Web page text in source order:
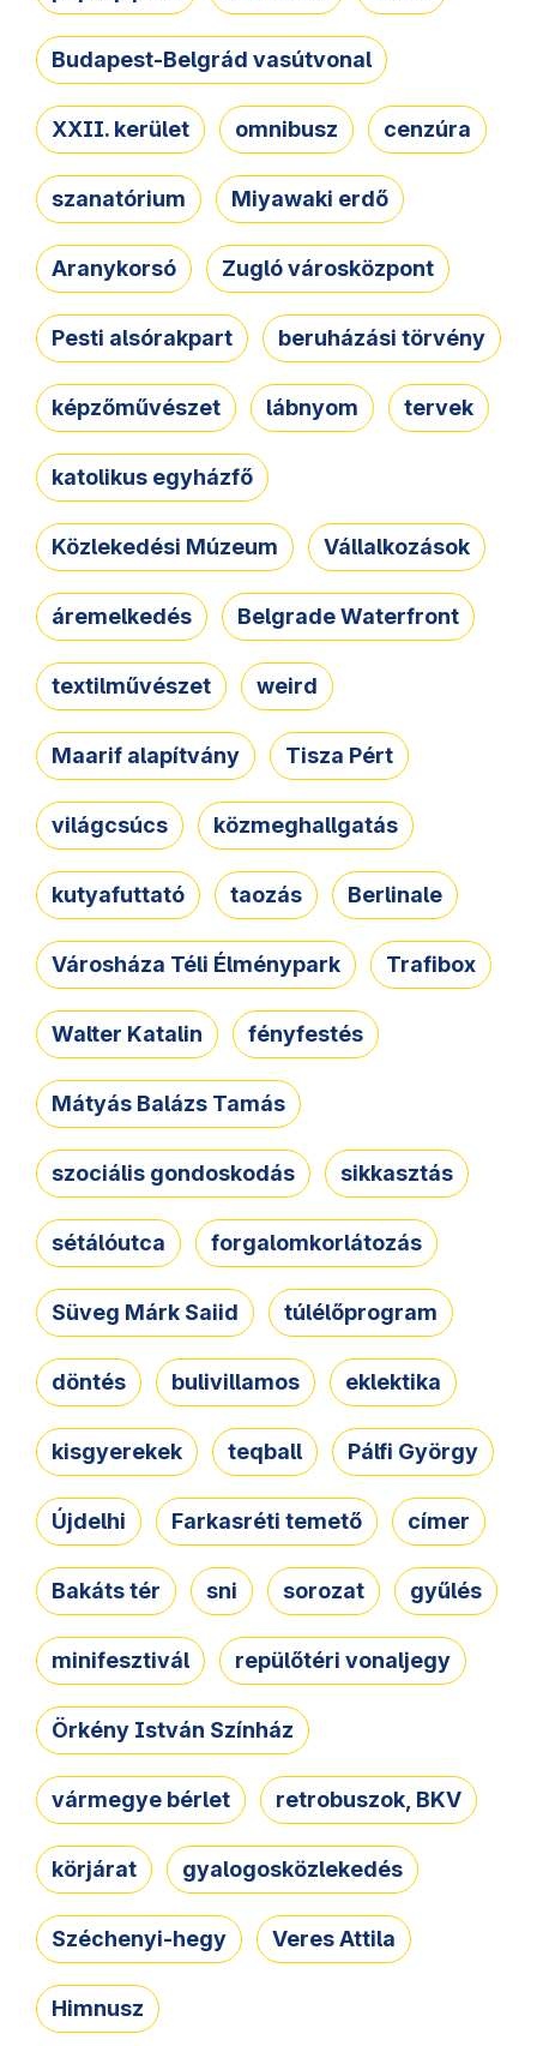
Budapest-Belgrád vasútvonal
XXII. kerület omnibusz cenzúra
szanatórium Miyawaki erdő
Aranykorsó Zugló városközpont
Pesti alsórakpart beruházási törvény
képzőművészet lábnyom tervek
katolikus egyházfő
Közlekedési Múzeum Vállalkozások
áremelkedés Belgrade Waterfront
textilművészet weird
Maarif alapítvány Tisza Pért
világcsúcs közmeghallgatás
kutyafuttató taozás Berlinale
Városháza Téli Élménypark Trafibox
Walter Katalin fényfestés
Mátyás Balázs Tamás
szociális gondoskodás sikkasztás
sétálóutca forgalomkorlátozás
Süveg Márk Saiid túlélőprogram
döntés bulivillamos eklektika
kisgyerekek teqball Pálfi György
Újdelhi Farkasréti temető címer
Bakáts tér sni sorozat gyűlés
minifesztivál repülőtéri vonaljegy
Örkény István Színház
vármegye bérlet retrobuszok, BKV
körjárat gyalogosközlekedés
Széchenyi-hegy Veres Attila
Himnusz